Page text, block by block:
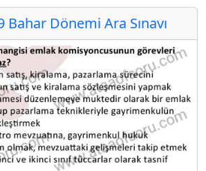
Bahar Dönemi Ara Sınavı